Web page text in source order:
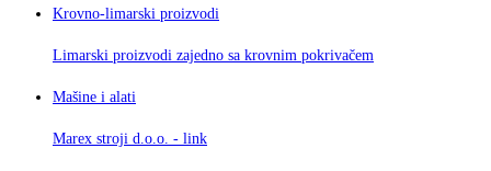
Krovno-limarski proizvodi
Limarski proizvodi zajedno sa krovnim pokrivačem
Mašine i alati
Marex stroji d.o.o. - link